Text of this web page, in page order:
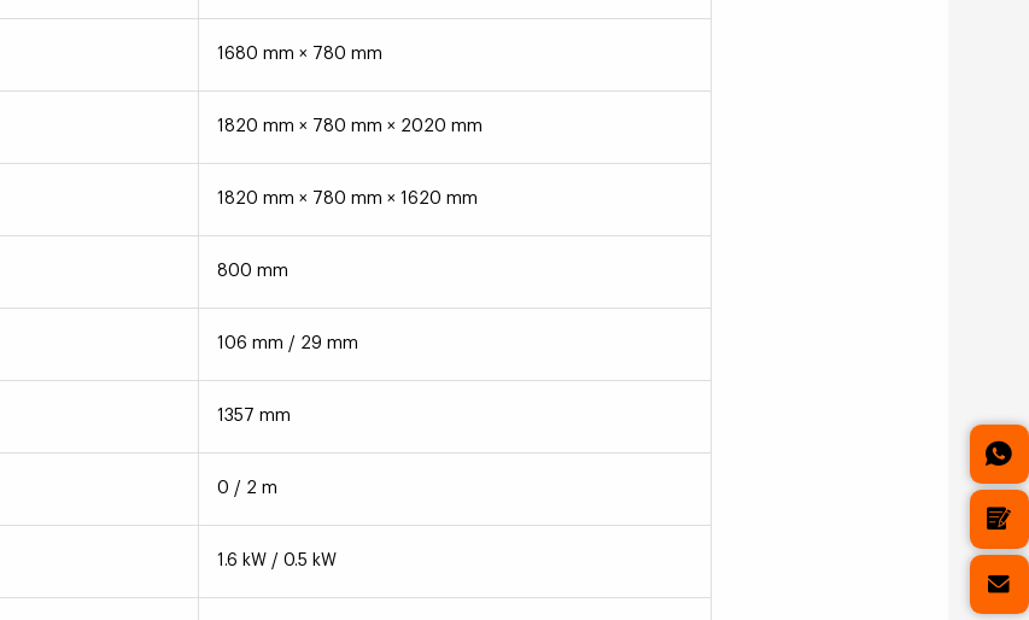
1680 mm × 780 mm
1820 mm × 780 mm × 2020 mm
1820 mm × 780 mm × 1620 mm
800 mm
106 mm / 29 mm
1357 mm
0 / 2 m
1.6 kW / 0.5 kW